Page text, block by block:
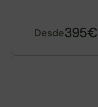
Desde395€